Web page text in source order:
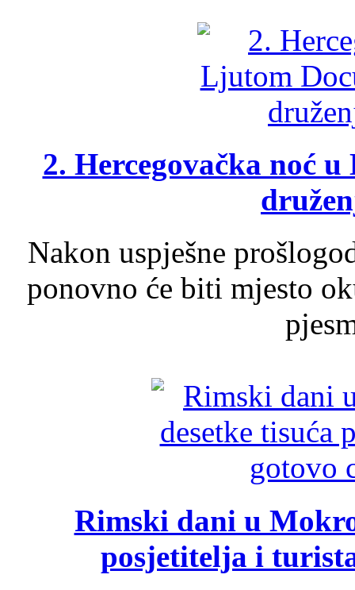
2. Hercegovačka noć
Nakon uspješne
ponovno će biti mjesto
Rimski dani u
posjetitelja i